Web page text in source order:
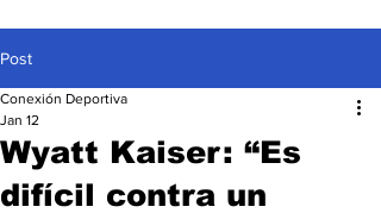
Post
Wyatt Kaiser: “Es
difícil contra un
Conexión Deportiva
Jan 12